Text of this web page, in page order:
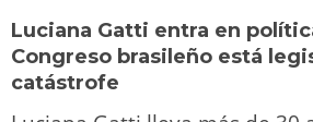
Luciana Gatti entra en
Congreso brasileño está
catástrofe